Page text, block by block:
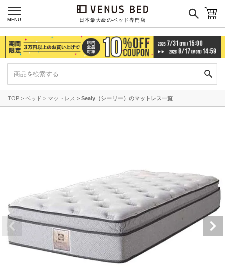
日本最大級のベッド専門店
MENU
TOP ベッド マットレス Sealy（シーリー）のマットレス一覧